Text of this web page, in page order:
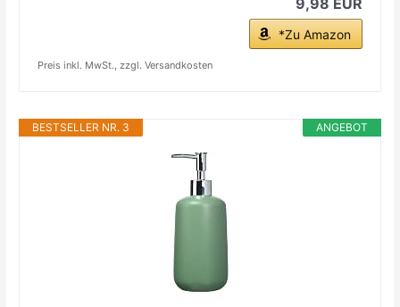
*Zu Amazon
Preis inkl. MwSt., zzgl. Versandkosten
ANGEBOT
BESTSELLER NR. 3